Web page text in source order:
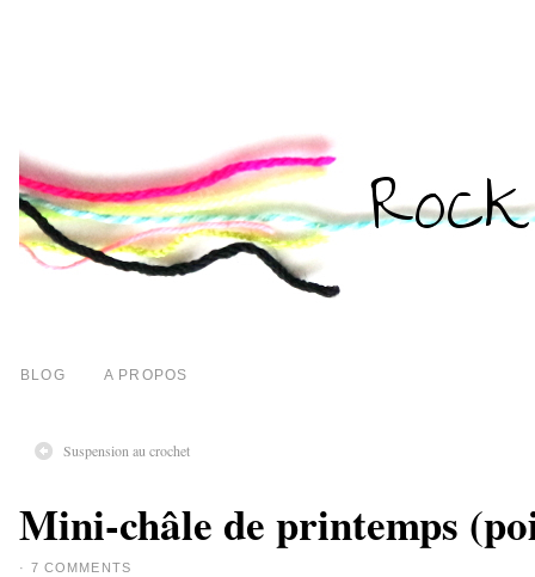
BLOG A PROPOS
Suspension au crochet
Mini-châle de printemps
· 7 COMMENTS